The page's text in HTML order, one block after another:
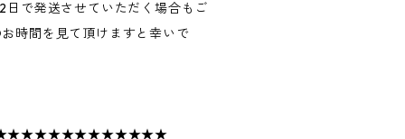
日で発送させていただく場合もご
時間を見て頂けますと幸いで